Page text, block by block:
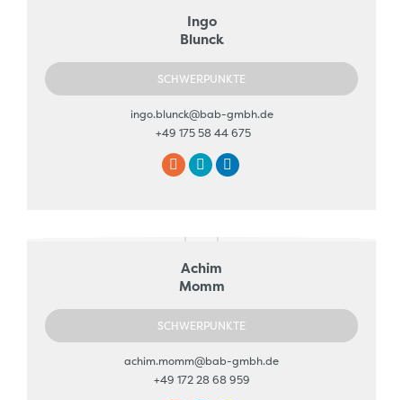
Ingo
Blunck
SCHWERPUNKTE
ingo.blunck@bab-gmbh.de
+49 175 58 44 675
E-
FacebookLinkedin
Achim
Momm
SCHWERPUNKTE
achim.momm@bab-gmbh.de
+49 172 28 68 959